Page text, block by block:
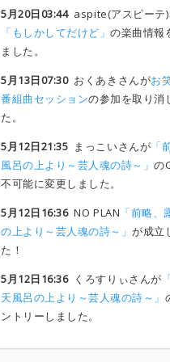
5月20日03:44aspite(アスピーテ)
「もしかしてだけど」の楽曲情報
ました。
5月13日07:30おくあきさんがお
番組曲セッションの参加を取り消
た。
5月12日21:35 まっこいさんが 「
風呂の上より～芸人魂の詩～」の
不可能に変更しました。
5月12日16:36NO PLAN 「前略、
の上より～芸人魂の詩～」が成立
た！
5月12日16:36くろすりぃさんが
天風呂の上より～芸人魂の詩～」
ントリーしました。